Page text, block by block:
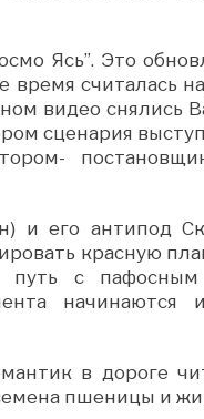
Ясь”. Это
время считалась
видео снялись
сценария
и его антипод
красную
путь с пафосным
начинаются
в дороге
пшеницы и